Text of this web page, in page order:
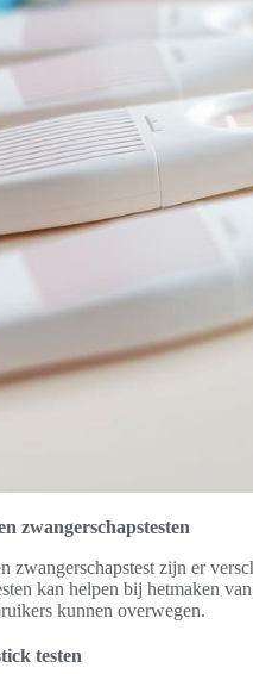
zwangerschapstesten
zwangerschapstest zijn er
kan helpen bij hetmaken
kunnen overwegen.
testen